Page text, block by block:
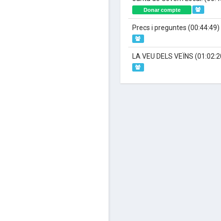
Donar compte
Precs i preguntes (00:44:49)
LA VEU DELS VEÏNS